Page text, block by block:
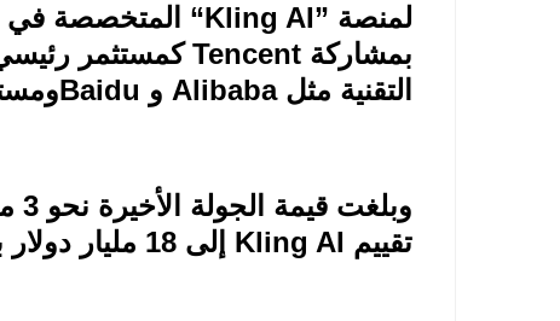
لمنصة “Kling AI” المتخصصة في
بمشاركة Tencentكمستثمر
التقنية مثل Alibaba و Baidu
تقييم Kling AI إلى 18 مليار دولار بعد التمويل